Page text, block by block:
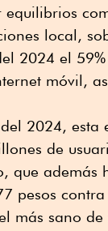
local,
2024 el
móvil,
2024,
de
que además
pesos
más sano